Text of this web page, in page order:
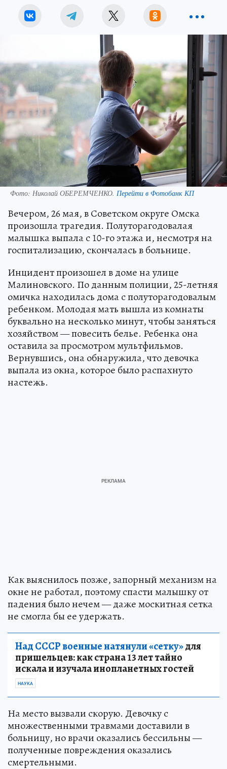
Фото: Николай ОБЕРЕМЧЕНКО. Перейти в Фотобанк КП
Вечером, 26 мая, в Советском округе Омска
произошла трагедия. Полуторагодовалая
малышка выпала с 10-го этажа и, несмотря на
госпитализацию, скончалась в больнице.
Инцидент произошел в доме на улице
Малиновского. По данным полиции, 25-летняя
омичка находилась дома с полуторагодовалым
ребенком. Молодая мать вышла из комнаты
буквально на несколько минут, чтобы заняться
хозяйством — повесить белье. Ребенка она
оставила за просмотром мультфильмов.
Вернувшись, она обнаружила, что девочка
выпала из окна, которое было распахнуто
настежь.
Как выяснилось позже, запорный механизм на
окне не работал, поэтому спасти малышку от
падения было нечем — даже москитная сетка
не смогла бы ее удержать.
Над СССР военные натянули «сетку»для
пришельцев: как страна 13 лет тайно
искала и изучала инопланетных гостей
НАУКА
На место вызвали скорую. Девочку с
множественными травмами доставили в
больницу, но врачи оказались бессильны —
полученные повреждения оказались
смертельными.